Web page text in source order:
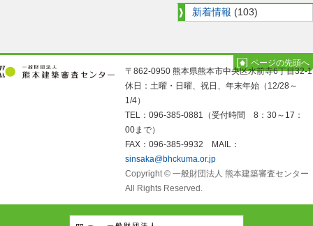
新着情報 (103)
ページの先頭へ
〒862-0950 熊本県熊本市中央区水前寺6丁目32-1
休日：土曜・日曜、祝日、年末年始（12/28～
1/4）
TEL：096-385-0881（受付時間 8：30～17：
00まで）
FAX：096-385-9932 MAIL：
sinsaka@bhckuma.or.jp
Copyright © 一般財団法人 熊本建築審査センター
All Rights Reserved.